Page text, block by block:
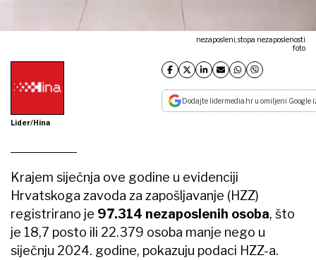
nezaposleni, stopa nezaposlenosti
foto
Lider/Hina
Dodajte lidermedia.hr u omiljeni Google
Krajem siječnja ove godine u evidenciji
Hrvatskoga zavoda za zapošljavanje (HZZ)
registrirano je 97.314 nezaposlenih osoba, što
je 18,7 posto ili 22.379 osoba manje nego u
siječnju 2024. godine, pokazuju podaci HZZ-a.